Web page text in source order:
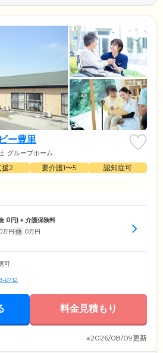
ー豊里
グループホーム
援2 要介護1〜5
認知症可
0円) + 介護保険料
万円 他 0万円
可
6712
料金見積もり
※2026/08/09更新